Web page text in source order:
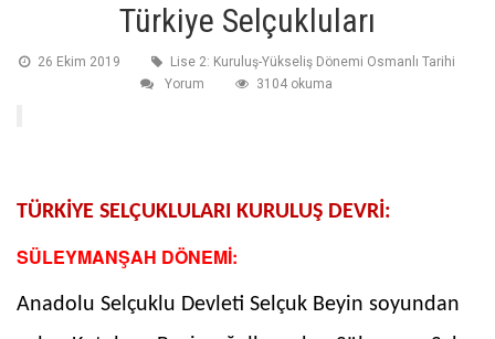
Türkiye Selçukluları
26 Ekim 2019
Lise 2: Kuruluş-Yükseliş Dönemi Osmanlı Tarihi
Yorum
3104 okuma
TÜRKİYE SELÇUKLULARI KURULUŞ DEVRİ:
SÜLEYMANŞAH DÖNEMİ:
Anadolu Selçuklu Devleti Selçuk Beyin soyundan